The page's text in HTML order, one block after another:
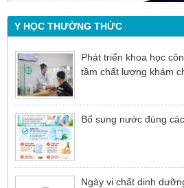
Y HỌC THƯỜNG THỨC
Phát triển khoa học
tầm chất lượng khám
Bổ sung nước đúng
Ngày vi chất dinh